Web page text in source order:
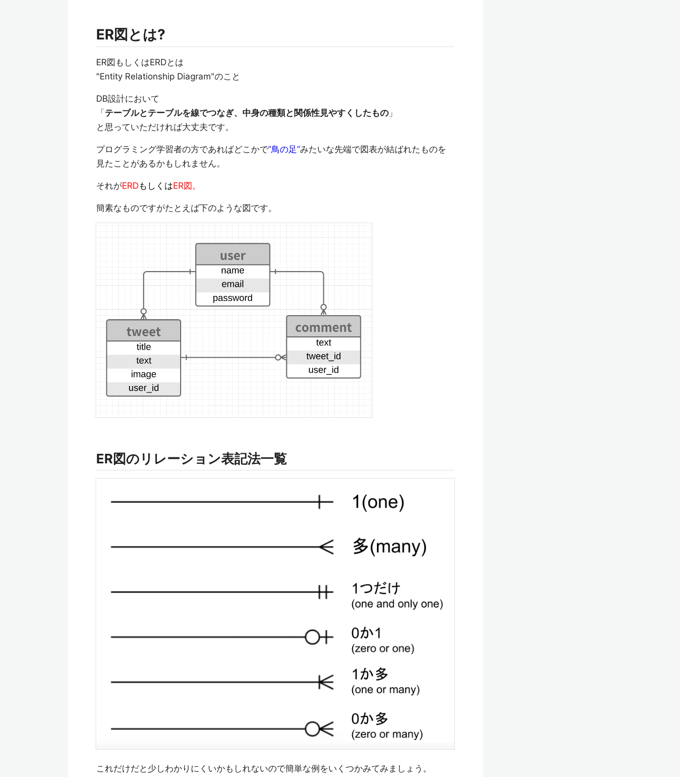
ER図とは?
ER図もしくはERDとは
"Entity Relationship Diagram"のこと
DB設計において
「 テーブルとテーブルを線でつなぎ、中身の種類と関係性見やすくしたもの 」
と思っていただければ大丈夫です。
プログラミング学習者の方であればどこかで”鳥の足”みたいな先端で図表が結ばれたものを
見たことがあるかもしれません。
それがERDもしくはER図。
簡素なものですがたとえば下のような図です。
ER図のリレーション表記法一覧
これだけだと少しわかりにくいかもしれないので簡単な例をいくつかみてみましょう。